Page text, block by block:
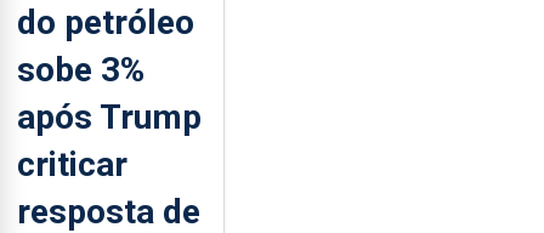
do petróleo
sobe 3%
após Trump
criticar
resposta de